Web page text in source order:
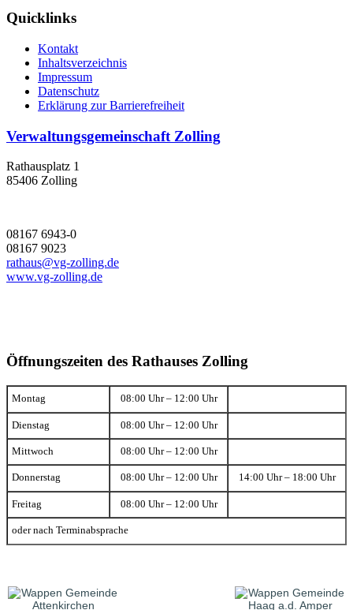
Quicklinks
Kontakt
Inhaltsverzeichnis
Impressum
Datenschutz
Erklärung zur Barrierefreiheit
Verwaltungsgemeinschaft Zolling
Rathausplatz 1
85406 Zolling
08167 6943-0
08167 9023
rathaus@vg-zolling.de
www.vg-zolling.de
Öffnungszeiten des Rathauses Zolling
Montag 08:00 Uhr – 12:00 Uhr
Dienstag 08:00 Uhr – 12:00 Uhr
Mittwoch 08:00 Uhr – 12:00 Uhr
Donnerstag 08:00 Uhr – 12:00 Uhr 14:00 Uhr – 18:00 Uhr
Freitag 08:00 Uhr – 12:00 Uhr
oder nach Terminabsprache